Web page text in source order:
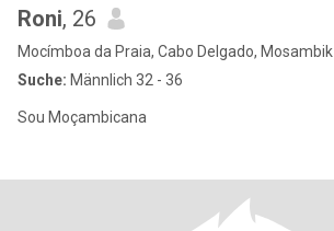
Roni, 26
Mocímboa da Praia, Cabo Delgado, Mosambik
Suche: Männlich 32 - 36
Sou Moçambicana